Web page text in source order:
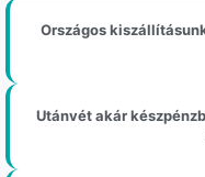
Országos
Utánvét akár